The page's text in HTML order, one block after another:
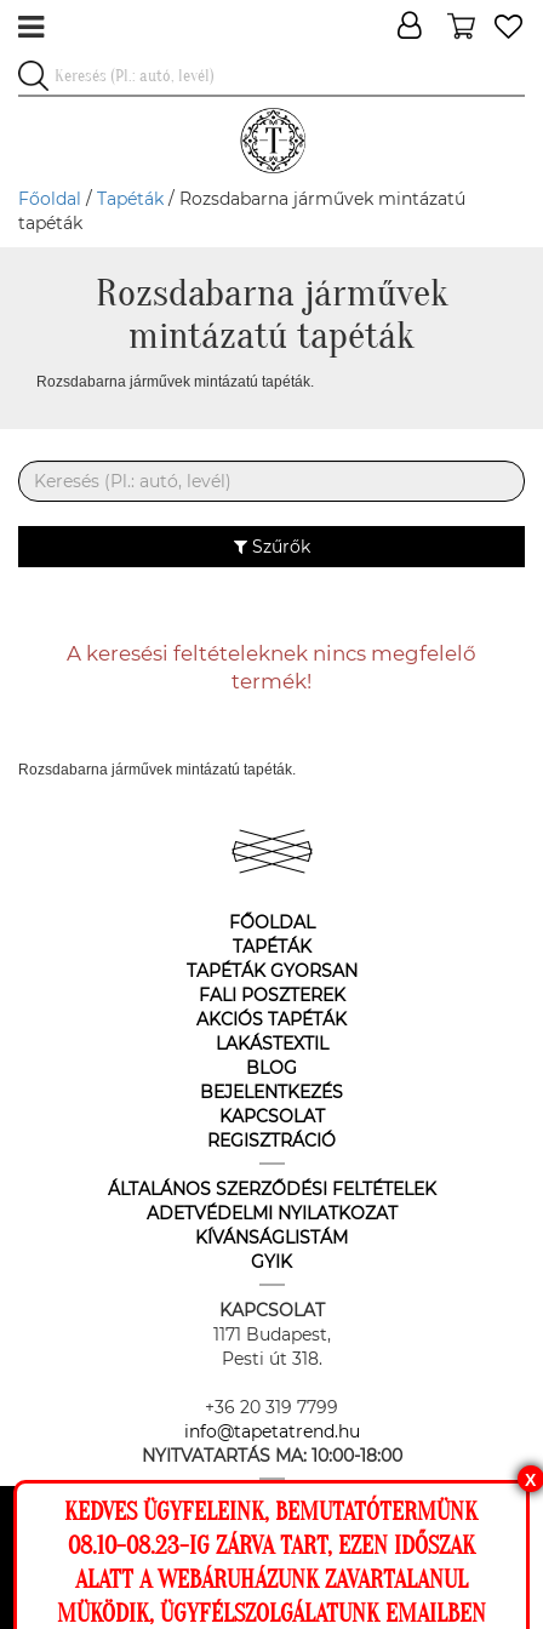
Ez a weboldal cookie-kat használ, hogy a
lehető legjobb élményt nyújtsa honlapunkon.
Beállítások
Főoldal / Tapéták / Rozsdabarna járművek mintázatú
tapéták
Rozsdabarna járművek
mintázatú tapéták
Rozsdabarna járművek mintázatú tapéták.
Szűrők
A keresési feltételeknek nincs megfelelő
termék!
Rozsdabarna járművek mintázatú tapéták.
FŐOLDAL
TAPÉTÁK
TAPÉTÁK GYORSAN
FALI POSZTEREK
AKCIÓS TAPÉTÁK
LAKÁSTEXTIL
BLOG
BEJELENTKEZÉS
KAPCSOLAT
REGISZTRÁCIÓ
ÁLTALÁNOS SZERZŐDÉSI FELTÉTELEK
ADETVÉDELMI NYILATKOZAT
KÍVÁNSÁGLISTÁM
GYIK
KAPCSOLAT
1171 Budapest,
Pesti út 318.
+36 20 319 7799
info@tapetatrend.hu
NYITVATARTÁS MA: 10:00-18:00
Az online fizetést a Barion Payment Zrt. biztosítja, MNB engedély
X
KEDVES ÜGYFELEINK, BEMUTATÓTERMÜNK
08.10-08.23-IG ZÁRVA TART, EZEN IDŐSZAK
ALATT A WEBÁRUHÁZUNK ZAVARTALANUL
MÜKÖDIK, ÜGYFÉLSZOLGÁLATUNK EMAILBEN